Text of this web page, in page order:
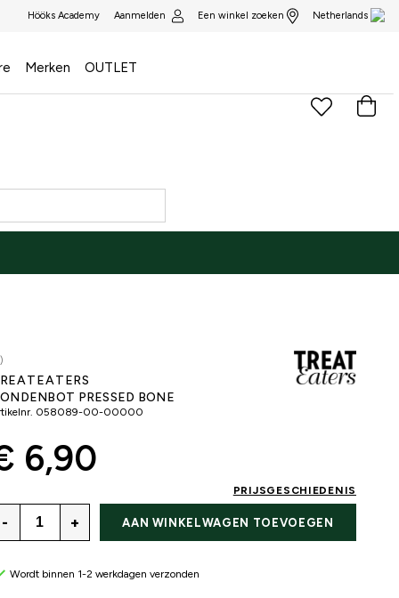
Hööks Academy Aanmelden Een winkel zoeken Netherlands
Merken OUTLET
PRESSED BONE
058089-00-00000
6,90
PRIJSGESCHIEDENIS
- + AAN WINKELWAGEN TOEVOEGEN
Wordt binnen 1-2 werkdagen verzonden